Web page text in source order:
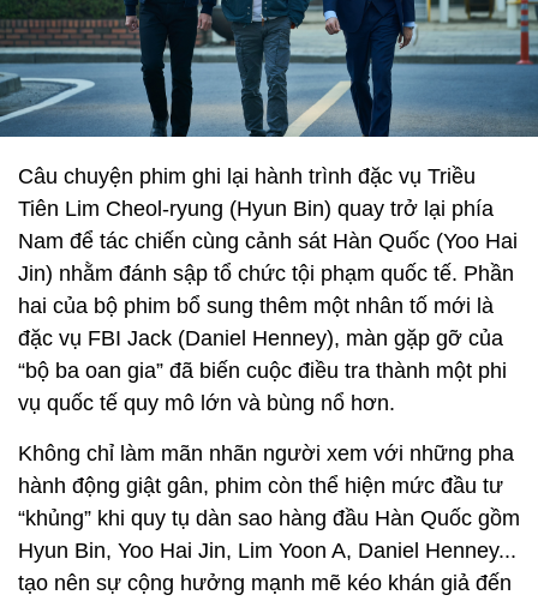
Câu chuyện phim ghi lại hành trình đặc vụ Triều
Tiên Lim Cheol-ryung (Hyun Bin) quay trở lại phía
Nam để tác chiến cùng cảnh sát Hàn Quốc (Yoo Hai
Jin) nhằm đánh sập tổ chức tội phạm quốc tế. Phần
hai của bộ phim bổ sung thêm một nhân tố mới là
đặc vụ FBI Jack (Daniel Henney), màn gặp gỡ của
“bộ ba oan gia” đã biến cuộc điều tra thành một phi
vụ quốc tế quy mô lớn và bùng nổ hơn.
Không chỉ làm mãn nhãn người xem với những pha
hành động giật gân, phim còn thể hiện mức đầu tư
“khủng” khi quy tụ dàn sao hàng đầu Hàn Quốc gồm
Hyun Bin, Yoo Hai Jin, Lim Yoon A, Daniel Henney...
tạo nên sự cộng hưởng mạnh mẽ kéo khán giả đến